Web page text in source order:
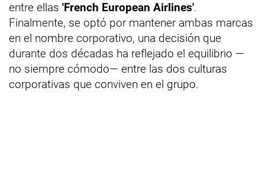
entre ellas 'French European Airlines'.
Finalmente, se optó por mantener ambas marcas
en el nombre corporativo, una decisión que
durante dos décadas ha reflejado el equilibrio —
no siempre cómodo— entre las dos culturas
corporativas que conviven en el grupo.